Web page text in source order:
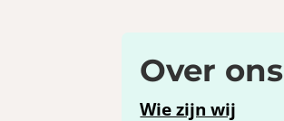
Over ons
Wie zijn wij